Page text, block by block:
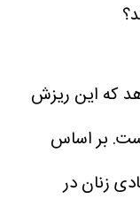
که این ریزش
بر اساس
زنان در